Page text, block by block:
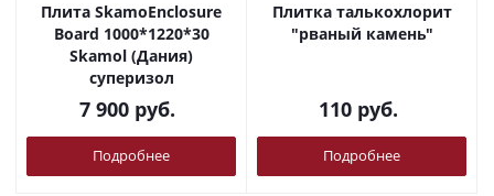
Плита SkamoEnclosure
Board 1000*1220*30
Skamol (Дания)
суперизол
7 900 руб.
Подробнее
Плитка талькохлорит
"рваный камень"
110руб.
Подробнее